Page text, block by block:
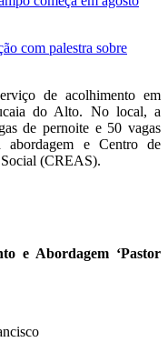
com palestra sobre
de acolhimento em
do Alto. No local, a
de pernoite e 50 vagas
abordagem e Centro de
(CREAS).
e Abordagem ‘Pastor